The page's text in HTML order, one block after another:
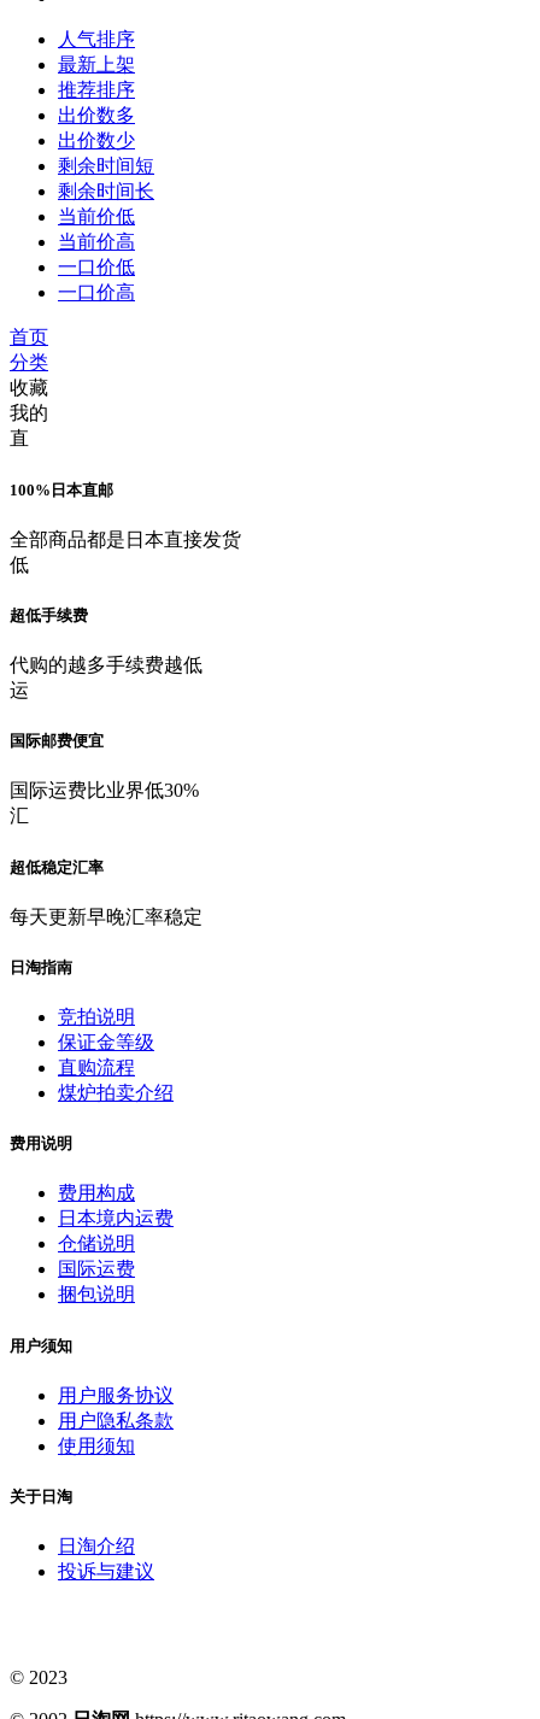
人气排序
最新上架
推荐排序
出价数多
出价数少
剩余时间短
剩余时间长
当前价低
当前价高
一口价低
一口价高
首页
分类
收藏
我的
直
100%日本直邮
全部商品都是日本直接发货
低
超低手续费
代购的越多手续费越低
运
国际邮费便宜
国际运费比业界低30%
汇
超低稳定汇率
每天更新早晚汇率稳定
日淘指南
竞拍说明
保证金等级
直购流程
煤炉拍卖介绍
费用说明
费用构成
日本境内运费
仓储说明
国际运费
捆包说明
用户须知
用户服务协议
用户隐私条款
使用须知
关于日淘
日淘介绍
投诉与建议
© 2023